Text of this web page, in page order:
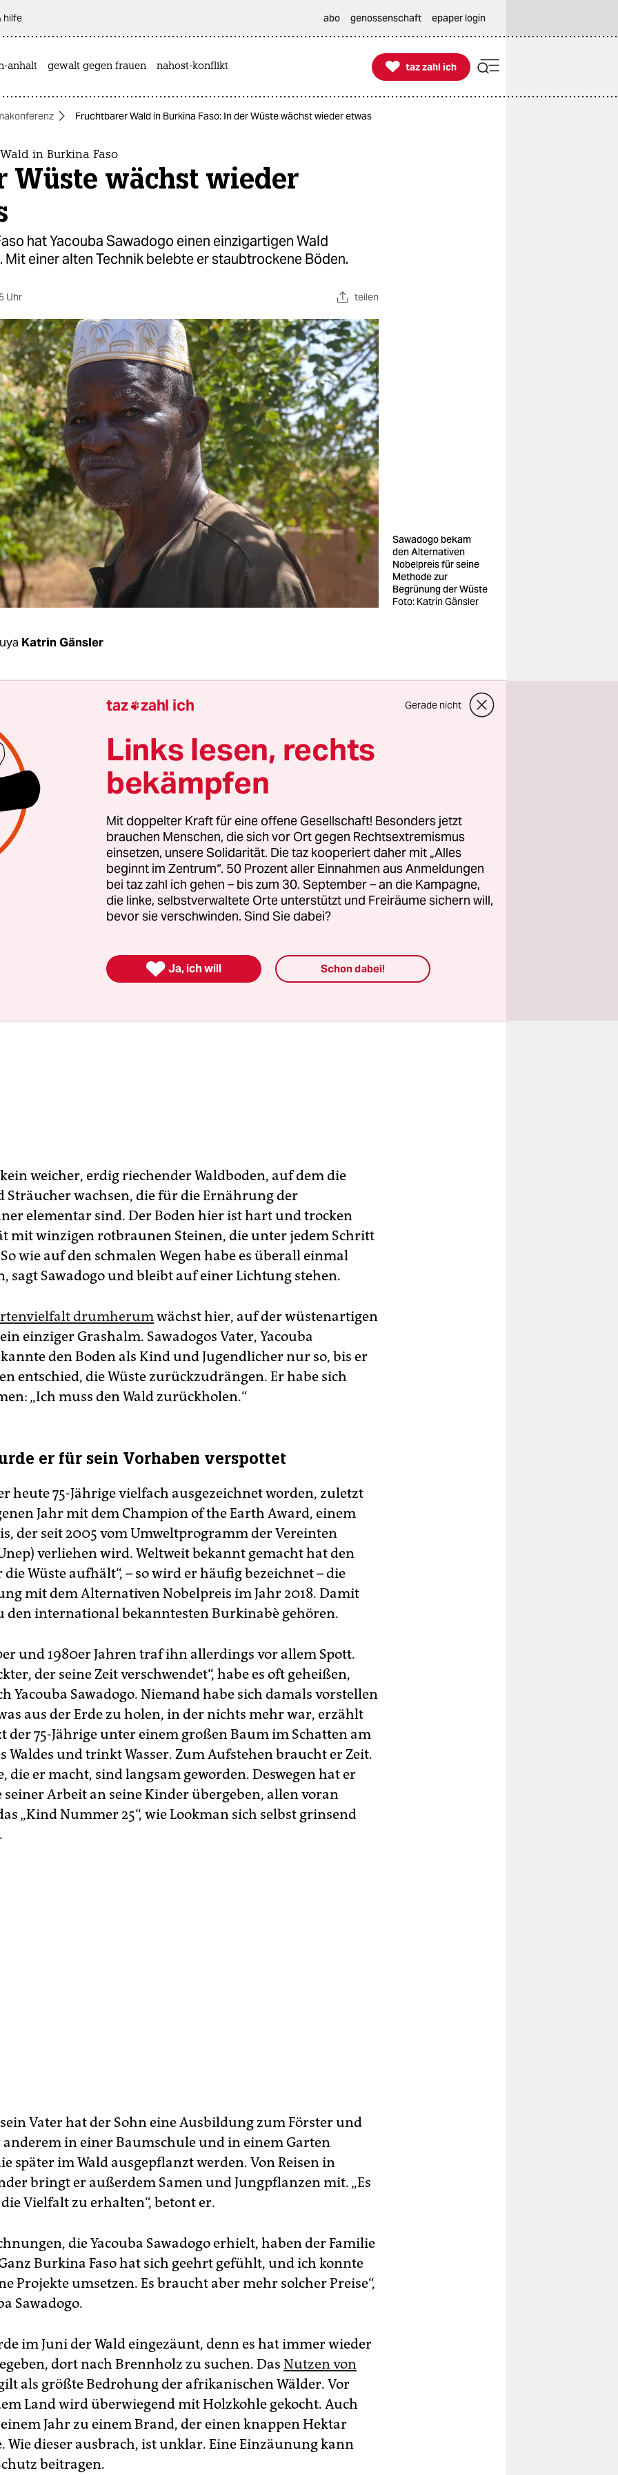
hilfe abo genossenschaft epaper login
anhalt gewalt gegen frauen nahost-konflikt 
taz zahl ich
taz zahl ich
Fruchtbarer Wald in Burkina Faso: In der Wüste wächst wieder etwas
in Burkina Faso
Wüste wächst wieder
hat Yacouba Sawadogo einen einzigartigen Wald
Mit einer alten Technik belebte er staubtrockene Böden.
Uhr teilen
Sawadogo bekam
den Alternativen
Nobelpreis für seine
Methode zur
Begrünung der Wüste
Foto: Katrin Gänsler
Katrin Gänsler
bleibt Yacouba Sawadogo stehen. Er nimmt ein Blatt
und Daumen und erklärt, um welchen Baum es
wie häufig er vorkommt und welche Heilkräfte ihm
werden. Sawadogo führt durch einen Wald in Gourga. Das
an die Provinzhauptstadt Ouahigouya im Nordwesten von
Hektar großen Gelände der Familie Sawadogo sind in den
Jahrzehnten 96 verschiedene Baum­arten sowie Gräser
gepflanzt worden. Der Wald gilt deshalb für den Norden
Faso, wohl aber auch für das ganze Land, als einzigartig.
weicher, erdig riechender Waldboden, auf dem die
Sträucher wachsen, die für die Ernährung der
elementar sind. Der Boden hier ist hart und trocken
mit winzigen rotbraunen Steinen, die unter jedem Schritt
wie auf den schmalen Wegen habe es überall einmal
sagt Sawadogo und bleibt auf einer Lichtung stehen.
drumherumwächst hier, auf der wüstenartigen
einziger Grashalm. Sawadogos Vater, Yacouba
kannte den Boden als Kind und Jugendlicher nur so, bis er
entschied, die Wüste zurückzudrängen. Er habe sich
„Ich muss den Wald zurückholen.“
er für sein Vorhaben verspottet
heute 75-Jährige vielfach ausgezeichnet worden, zuletzt
Jahr mit dem Champion of the Earth Award, einem
der seit 2005 vom Umweltprogramm der Vereinten
verliehen wird. Weltweit bekannt gemacht hat den
die Wüste aufhält“, – so wird er häufig bezeichnet – die
mit dem Alternativen Nobelpreis im Jahr 2018. Damit
den international bekanntesten Burkinabè gehören.
und 1980er Jahren traf ihn allerdings vor allem Spott.
der seine Zeit verschwendet“, habe es oft geheißen,
Yacouba Sawadogo. Niemand habe sich damals vorstellen
aus der Erde zu holen, in der nichts mehr war, erzählt
der 75-Jährige unter einem großen Baum im Schatten am
Waldes und trinkt Wasser. Zum Aufstehen braucht er Zeit.
die er macht, sind langsam geworden. Deswegen hat er
seiner Arbeit an seine Kinder übergeben, allen voran
„Kind Nummer 25“, wie Lookman sich selbst grinsend
Vater hat der Sohn eine Ausbildung zum Förster und
in einer Baumschule und in einem Garten
später im Wald ausgepflanzt werden. Von Reisen in
bringt er außerdem Samen und Jungpflanzen mit. „Es
Vielfalt zu erhalten“, betont er.
die Yacouba Sawadogo erhielt, haben der Familie
Burkina Faso hat sich geehrt gefühlt, und ich konnte
Projekte umsetzen. Es braucht aber mehr solcher Preise“,
Sawadogo.
im Juni der Wald eingezäunt, denn es hat immer wieder
dort nach Brennholz zu suchen. Das Nutzen von
als größte Bedrohung der afrikanischen Wälder. Vor
Land wird überwiegend mit Holzkohle gekocht. Auch
Jahr zu einem Brand, der einen knappen Hektar
Wie dieser ausbrach, ist unklar. Eine Einzäunung kann
beitragen.
taz zahl ich Gerade nicht
Links lesen, rechts
bekämpfen
Mit doppelter Kraft für eine offene Gesellschaft! Besonders jetzt
brauchen Menschen, die sich vor Ort gegen Rechtsextremismus
einsetzen, unsere Solidarität. Die taz kooperiert daher mit „Alles
beginnt im Zentrum“. 50 Prozent aller Einnahmen aus Anmeldungen
bei taz zahl ich gehen – bis zum 30. September – an die Kampagne,
die linke, selbstverwaltete Orte unterstützt und Freiräume sichern will,
bevor sie verschwinden. Sind Sie dabei?
 Ja, ich will Schon dabei!